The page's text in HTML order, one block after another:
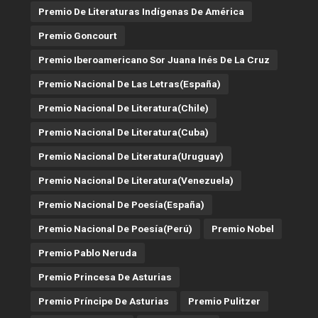
Premio De Literaturas Indígenas De América
Premio Goncourt
Premio Iberoamericano Sor Juana Inés De La Cruz
Premio Nacional De Las Letras(España)
Premio Nacional De Literatura(Chile)
Premio Nacional De Literatura(Cuba)
Premio Nacional De Literatura(Uruguay)
Premio Nacional De Literatura(Venezuela)
Premio Nacional De Poesía(España)
Premio Nacional De Poesía(Perú) Premio Nobel
Premio Pablo Neruda
Premio Princesa De Asturias
Premio Príncipe De Asturias Premio Pulitzer